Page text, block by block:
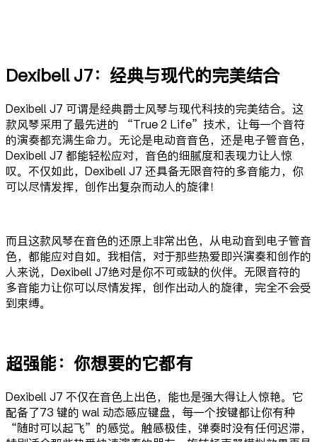
Dexibell J7：经典与现代的完美结合
Dexibell J7 可谓是经典爵士风琴与现代科技的完美结合。这
款风琴采用了最先进的 “True 2 Life”技术，让每一个音符
的演奏都充满生命力。无论是电动音音色，还是电子管音色，
Dexibell J7 都能轻松应对，音色的细腻度和表现力让人惊
叹。不仅如此，Dexibell J7 还具备无限音符的多音能力，你
可以尽情发挥，创作出复杂而动人的旋律！
而且这款风琴在音色的还原上非常出色，从电动音到电子管音
色，都能应对自如。我相信，对于那些热爱即兴演奏和创作的
人来说，Dexibell J7绝对是你不可或缺的伙伴。无限音符的
多音能力让你可以尽情发挥，创作出动人的旋律，完全不会受
到束缚。
超强能：你想要的它都有
Dexibell J7 不仅在音色上出色，能也是强大得让人惊艳。它
配备了73 键的 wal 动态感应键盘，每一个按键都让你有种
“随时可以起飞”的感觉。触感极佳，弹奏时没有任何迟滞，